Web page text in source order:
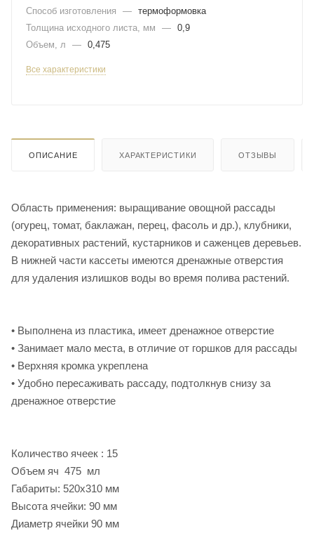
Способ изготовления
— термоформовка
Толщина исходного листа, мм
— 0,9
Объем, л
— 0,475
Все характеристики
ОПИСАНИЕ ХАРАКТЕРИСТИКИ ОТЗЫВЫ
Область применения: выращивание овощной рассады
(огурец, томат, баклажан, перец, фасоль и др.), клубники,
декоративных растений, кустарников и саженцев деревьев.
В нижней части кассеты имеются дренажные отверстия
для удаления излишков воды во время полива растений.
• Выполнена из пластика, имеет дренажное отверстие
• Занимает мало места, в отличие от горшков для рассады
• Верхняя кромка укреплена
• Удобно пересаживать рассаду, подтолкнув снизу за
дренажное отверстие
Количество ячеек : 15
Объем яч 475 мл
Габариты: 520х310 мм
Высота ячейки: 90 мм
Диаметр ячейки 90 мм